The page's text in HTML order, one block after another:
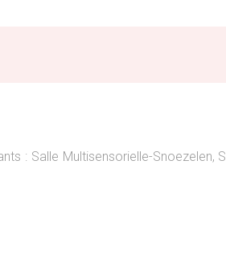
: Salle Multisensorielle-Snoezelen, S